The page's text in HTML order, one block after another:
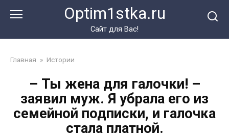
Optim1stka.ru
Сайт для Вас!
Главная » Истории
– Ты жена для галочки! –
заявил муж. Я убрала его из
семейной подписки, и галочка
стала платной.